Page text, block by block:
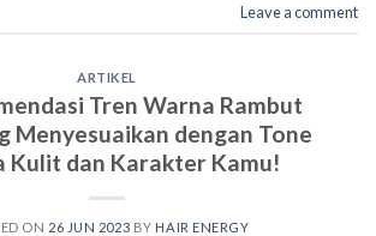
Leave a comment
ARTIKEL
Tren Warna Rambut
Menyesuaikan dengan Tone
Kulit dan Karakter Kamu!
ON 26 JUN 2023 BY HAIR ENERGY